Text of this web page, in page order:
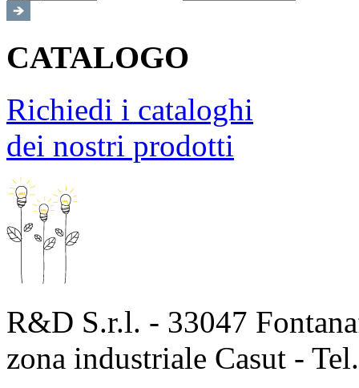
CATALOGO
Richiedi i cataloghi
dei nostri prodotti
R&D S.r.l. - 33047
zona industriale Casut -